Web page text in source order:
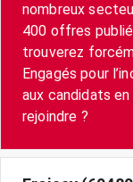
nombreux
400 offres
trouverez
Engagés pour
aux candidats
rejoindre ?